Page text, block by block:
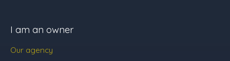
I am an owner
Our agency